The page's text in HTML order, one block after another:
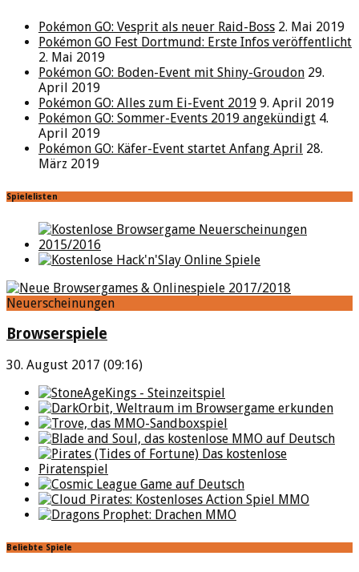
Pokémon GO: Vesprit als neuer Raid-Boss 2. Mai 2019
Pokémon GO Fest Dortmund: Erste Infos veröffentlicht
2. Mai 2019
Pokémon GO: Boden-Event mit Shiny-Groudon 29.
April 2019
Pokémon GO: Alles zum Ei-Event 2019 9. April 2019
Pokémon GO: Sommer-Events 2019 angekündigt 4.
April 2019
Pokémon GO: Käfer-Event startet Anfang April 28.
März 2019
Spielelisten
Neuerscheinungen
Browserspiele
30. August 2017 (09:16)
Beliebte Spiele